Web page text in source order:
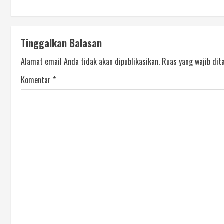
Tinggalkan Balasan
Alamat email Anda tidak akan dipublikasikan. Ruas yang wajib
Komentar *